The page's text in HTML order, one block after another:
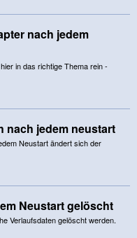
nach jedem
in das richtige Thema rein -
nach jedem neustart
Neustart ändert sich der
Neustart gelöscht
Verlaufsdaten gelöscht werden.